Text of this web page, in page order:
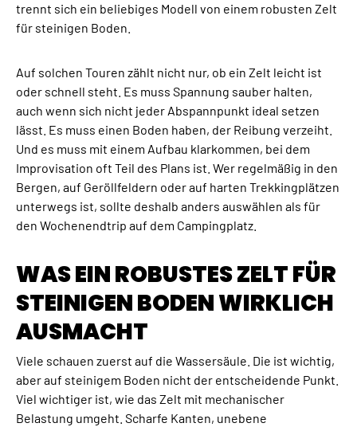
trennt sich ein beliebiges Modell von einem robusten Zelt
für steinigen Boden.
Auf solchen Touren zählt nicht nur, ob ein Zelt leicht ist
oder schnell steht. Es muss Spannung sauber halten,
auch wenn sich nicht jeder Abspannpunkt ideal setzen
lässt. Es muss einen Boden haben, der Reibung verzeiht.
Und es muss mit einem Aufbau klarkommen, bei dem
Improvisation oft Teil des Plans ist. Wer regelmäßig in den
Bergen, auf Geröllfeldern oder auf harten Trekkingplätzen
unterwegs ist, sollte deshalb anders auswählen als für
den Wochenendtrip auf dem Campingplatz.
WAS EIN ROBUSTES ZELT FÜR
STEINIGEN BODEN WIRKLICH
AUSMACHT
Viele schauen zuerst auf die Wassersäule. Die ist wichtig,
aber auf steinigem Boden nicht der entscheidende Punkt.
Viel wichtiger ist, wie das Zelt mit mechanischer
Belastung umgeht. Scharfe Kanten, unebene